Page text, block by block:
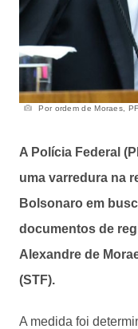
Por ordem de Moraes,
A Polícia Federal
uma varredura na
Bolsonaro em
documentos de
Alexandre de
(STF).
A medida foi